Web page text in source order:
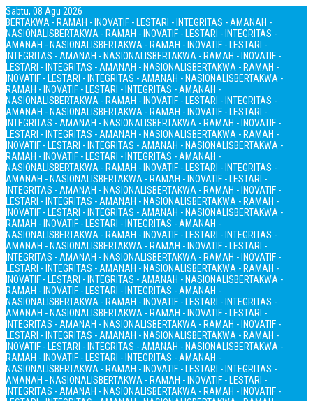
Sabtu, 08 Agu 2026
BERTAKWA - RAMAH - INOVATIF - LESTARI - INTEGRITAS - AMANAH -
NASIONALISBERTAKWA - RAMAH - INOVATIF - LESTARI - INTEGRITAS -
AMANAH - NASIONALISBERTAKWA - RAMAH - INOVATIF - LESTARI -
INTEGRITAS - AMANAH - NASIONALISBERTAKWA - RAMAH - INOVATIF -
LESTARI - INTEGRITAS - AMANAH - NASIONALISBERTAKWA - RAMAH -
INOVATIF - LESTARI - INTEGRITAS - AMANAH - NASIONALISBERTAKWA -
RAMAH - INOVATIF - LESTARI - INTEGRITAS - AMANAH -
NASIONALISBERTAKWA - RAMAH - INOVATIF - LESTARI - INTEGRITAS -
AMANAH - NASIONALISBERTAKWA - RAMAH - INOVATIF - LESTARI -
INTEGRITAS - AMANAH - NASIONALISBERTAKWA - RAMAH - INOVATIF -
LESTARI - INTEGRITAS - AMANAH - NASIONALISBERTAKWA - RAMAH -
INOVATIF - LESTARI - INTEGRITAS - AMANAH - NASIONALISBERTAKWA -
RAMAH - INOVATIF - LESTARI - INTEGRITAS - AMANAH -
NASIONALISBERTAKWA - RAMAH - INOVATIF - LESTARI - INTEGRITAS -
AMANAH - NASIONALISBERTAKWA - RAMAH - INOVATIF - LESTARI -
INTEGRITAS - AMANAH - NASIONALISBERTAKWA - RAMAH - INOVATIF -
LESTARI - INTEGRITAS - AMANAH - NASIONALISBERTAKWA - RAMAH -
INOVATIF - LESTARI - INTEGRITAS - AMANAH - NASIONALISBERTAKWA -
RAMAH - INOVATIF - LESTARI - INTEGRITAS - AMANAH -
NASIONALISBERTAKWA - RAMAH - INOVATIF - LESTARI - INTEGRITAS -
AMANAH - NASIONALISBERTAKWA - RAMAH - INOVATIF - LESTARI -
INTEGRITAS - AMANAH - NASIONALISBERTAKWA - RAMAH - INOVATIF -
LESTARI - INTEGRITAS - AMANAH - NASIONALISBERTAKWA - RAMAH -
INOVATIF - LESTARI - INTEGRITAS - AMANAH - NASIONALISBERTAKWA -
RAMAH - INOVATIF - LESTARI - INTEGRITAS - AMANAH -
NASIONALISBERTAKWA - RAMAH - INOVATIF - LESTARI - INTEGRITAS -
AMANAH - NASIONALISBERTAKWA - RAMAH - INOVATIF - LESTARI -
INTEGRITAS - AMANAH - NASIONALISBERTAKWA - RAMAH - INOVATIF -
LESTARI - INTEGRITAS - AMANAH - NASIONALISBERTAKWA - RAMAH -
INOVATIF - LESTARI - INTEGRITAS - AMANAH - NASIONALISBERTAKWA -
RAMAH - INOVATIF - LESTARI - INTEGRITAS - AMANAH -
NASIONALISBERTAKWA - RAMAH - INOVATIF - LESTARI - INTEGRITAS -
AMANAH - NASIONALISBERTAKWA - RAMAH - INOVATIF - LESTARI -
INTEGRITAS - AMANAH - NASIONALISBERTAKWA - RAMAH - INOVATIF -